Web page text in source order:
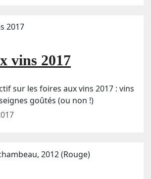
vins 2017
sur les foires aux vins 2017 : vins
goûtés (ou non !)